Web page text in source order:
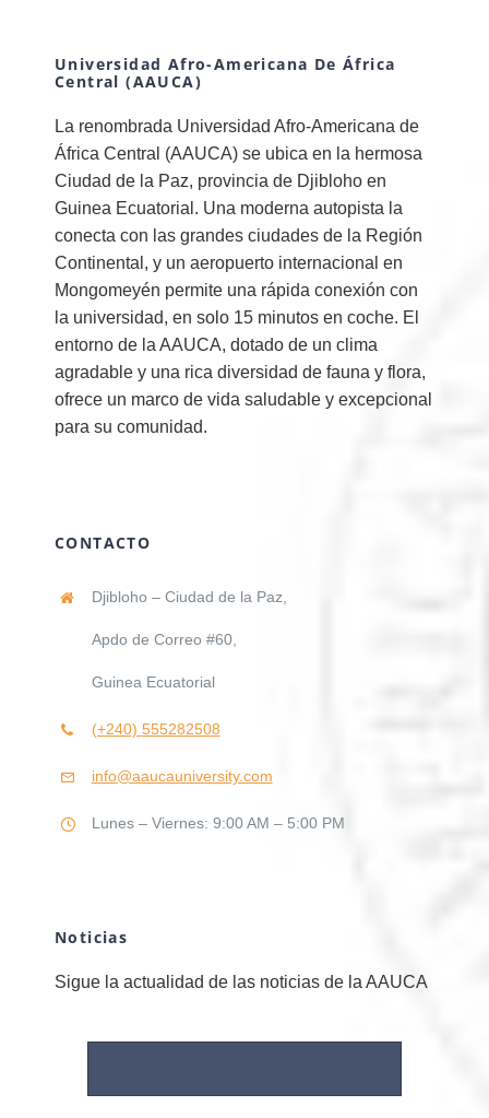
Universidad Afro-Americana De África
Central (AAUCA)
La renombrada Universidad Afro-Americana de
África Central (AAUCA) se ubica en la hermosa
Ciudad de la Paz, provincia de Djibloho en
Guinea Ecuatorial. Una moderna autopista la
conecta con las grandes ciudades de la Región
Continental, y un aeropuerto internacional en
Mongomeyén permite una rápida conexión con
la universidad, en solo 15 minutos en coche. El
entorno de la AAUCA, dotado de un clima
agradable y una rica diversidad de fauna y flora,
ofrece un marco de vida saludable y excepcional
para su comunidad.
CONTACTO
Djibloho – Ciudad de la Paz,
Apdo de Correo #60,
Guinea Ecuatorial
(+240) 555282508
info@aaucauniversity.com
Lunes – Viernes: 9:00 AM – 5:00 PM
Noticias
Sigue la actualidad de las noticias de la AAUCA